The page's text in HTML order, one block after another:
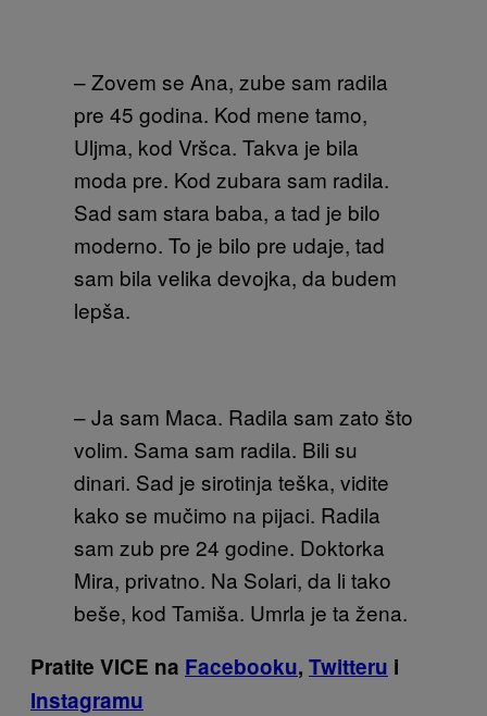
– Zovem se Ana, zube sam radila
pre 45 godina. Kod mene tamo,
Uljma, kod Vršca. Takva je bila
moda pre. Kod zubara sam radila.
Sad sam stara baba, a tad je bilo
moderno. To je bilo pre udaje, tad
sam bila velika devojka, da budem
lepša.
– Ja sam Maca. Radila sam zato što
volim. Sama sam radila. Bili su
dinari. Sad je sirotinja teška, vidite
kako se mučimo na pijaci. Radila
sam zub pre 24 godine. Doktorka
Mira, privatno. Na Solari, da li tako
beše, kod Tamiša. Umrla je ta žena.
Pratite VICE na Facebooku, Twitteru i
Instagramu